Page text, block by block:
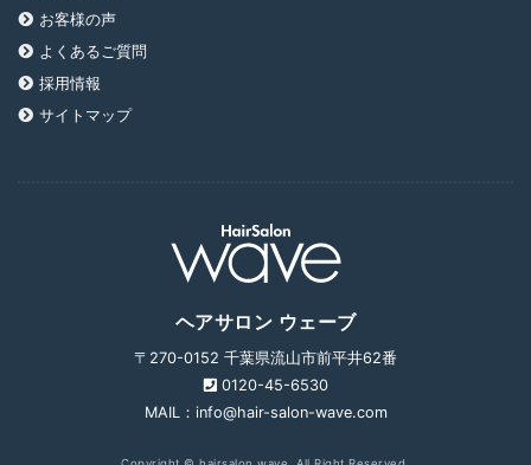
お客様の声
よくあるご質問
採用情報
サイトマップ
ヘアサロン ウェーブ
〒270-0152 千葉県流山市前平井62番
0120-45-6530
MAIL：info@hair-salon-wave.com